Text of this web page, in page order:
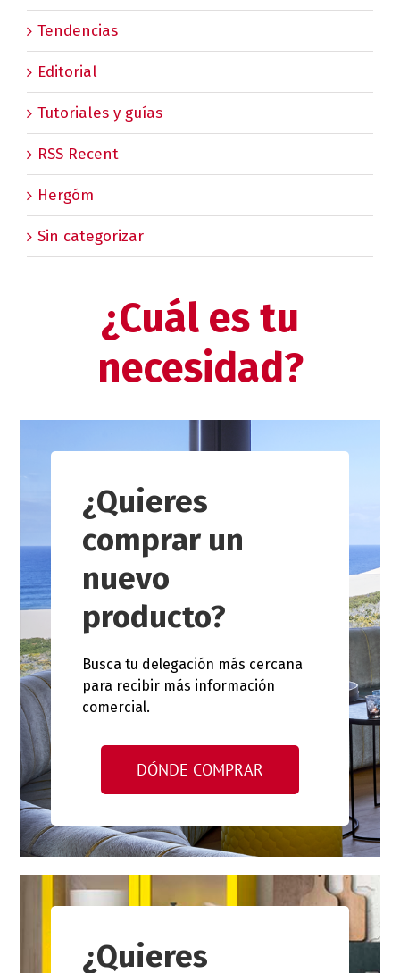
Tendencias
Editorial
Tutoriales y guías
RSS Recent
Hergóm
Sin categorizar
¿Cuál es tu
necesidad?
¿Quieres
comprar un
nuevo
producto?
Busca tu delegación más cercana
para recibir más información
comercial.
DÓNDE COMPRAR
¿Quieres